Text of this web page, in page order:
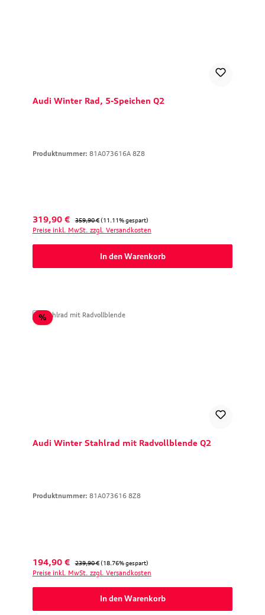
Audi Winter Rad, 5-Speichen Q2
Produktnummer: 81A073616A 8Z8
Verkaufspreis:
319,90 € Regulärer Preis:
359,90 € (11.11% gespart)
Preise inkl. MwSt. zzgl. Versandkosten
In den Warenkorb
%Rabatt
Audi Winter Stahlrad mit Radvollblende Q2
Produktnummer: 81A073616 8Z8
Verkaufspreis:
194,90 € Regulärer Preis:
239,90 € (18.76% gespart)
Preise inkl. MwSt. zzgl. Versandkosten
In den Warenkorb